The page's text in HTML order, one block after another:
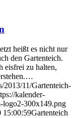
heißt es nicht nur
den Gartenteich.
eisfrei zu halten,
2013/11/Gartenteich-
kalender-
logo2-300x149.png
15:00:59Gartenteich